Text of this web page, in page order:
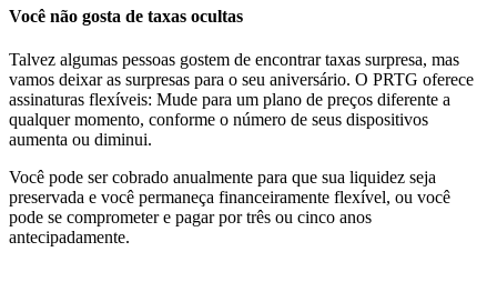
Você não gosta de taxas ocultas
Talvez algumas pessoas gostem de encontrar taxas surpresa, mas
vamos deixar as surpresas para o seu aniversário. O PRTG oferece
assinaturas flexíveis: Mude para um plano de preços diferente a
qualquer momento, conforme o número de seus dispositivos
aumenta ou diminui.
Você pode ser cobrado anualmente para que sua liquidez seja
preservada e você permaneça financeiramente flexível, ou você
pode se comprometer e pagar por três ou cinco anos
antecipadamente.